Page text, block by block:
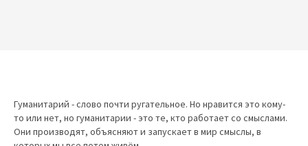
Гуманитарий - слово почти ругательное. Но нравится это кому-
то или нет, но гуманитарии - это те, кто работает со смыслами.
Они производят, объясняют и запускает в мир смыслы, в